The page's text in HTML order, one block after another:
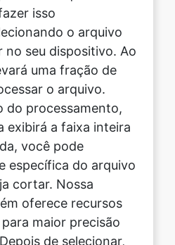
uma fração de
o arquivo.
do processamento,
a faixa inteira
você pode
específica do arquivo
cortar. Nossa
oferece recursos
maior precisão
de selecionar,
coisas: excluir a
manter somente a
esvaziar a mesma e